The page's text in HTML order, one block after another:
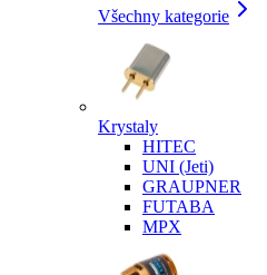
Všechny kategorie
Krystaly
HITEC
UNI (Jeti)
GRAUPNER
FUTABA
MPX